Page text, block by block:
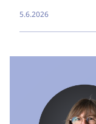
5.6.2026